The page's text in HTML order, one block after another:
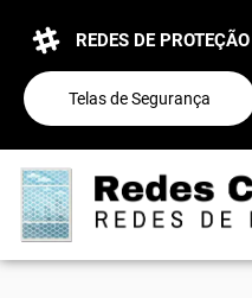
REDES DE
Telas de Segurança